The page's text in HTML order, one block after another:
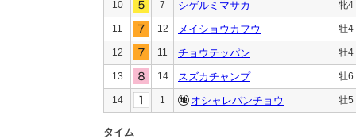
10 7 シゲルミマサカ 牝4
11 12 メイショウカフウ 牡4
12 11 チョウテッパン 牡4
13 14 スズカチャンプ 牡6
14 1 オシャレバンチョウ 牡5
タイム